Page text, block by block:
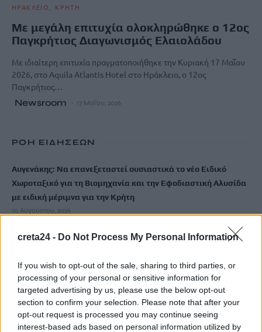
creta24 - Do Not Process My Personal Information
If you wish to opt-out of the sale, sharing to third parties, or
processing of your personal or sensitive information for
targeted advertising by us, please use the below opt-out
section to confirm your selection. Please note that after your
opt-out request is processed you may continue seeing
interest-based ads based on personal information utilized by
ΗΡΑΚΛΕΙΟ ΚΡΗΤΗ
Με μεγάλη επιτυχία ολοκληρώθηκε ο 12ος
Παγκρήτιος Διαγωνισμός Ελαιολάδου
Με ιδιαίτερη επιτυχία πραγματοποιήθηκε την Κυριακή 17 Μαΐου
2026, στο Aquila Atlantis Hotel στο Ηράκλειο, ο 12ος
Παγκρήτιος…
Newsroom 17 Μαΐου, 2026
ΡΟΗ ΕΙΔΗΣΕΩΝ
Αυγενάκης: Να επανεξεταστεί ουσιαστικά το νέο Ειδικό
Χωροταξικό για τη Βιομηχανία και την Εφοδιαστική Αλυσίδα
με ειδική μέριμνα για την Κρήτη
10 Αυγούστου, 2026
Με τι καιρό θα γιορτάσουμε τον Δεκαπενταύγουστο
«Συγγνώμη που δεν κατάφερα να σε προστατεύσω»: Η
ανάρτηση της Αφροδίτης Νέστορα για τη μητέρα της
10 Αυγούστου, 2026